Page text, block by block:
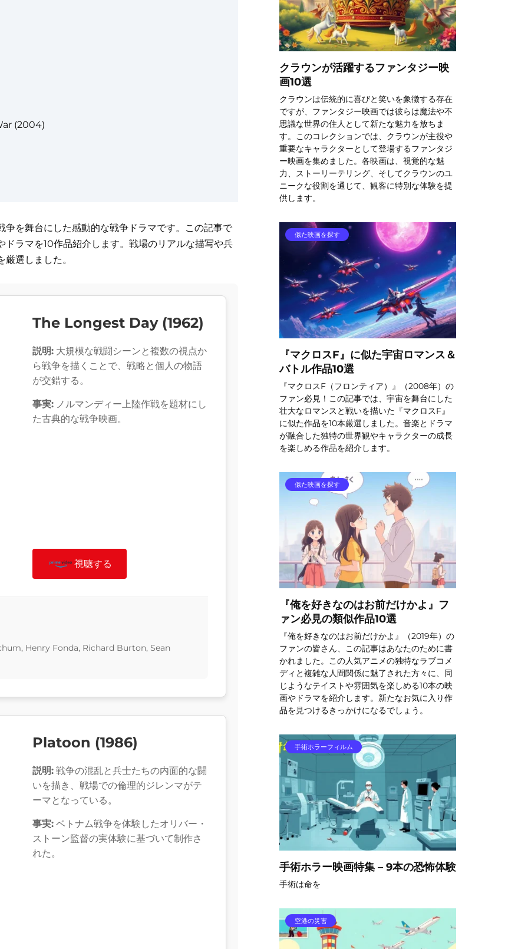
(2004)
争を舞台にした感動的な戦争ドラマです。この記事で
ラマを10作品紹介します。戦場のリアルな描写や兵
選しました。
The Longest Day (1962)
説明: 大規模な戦闘シーンと複数の視点か
ら戦争を描くことで、戦略と個人の物語
が交錯する。
事実: ノルマンディー上陸作戦を題材にし
た古典的な戦争映画。
視聴する
Henry Fonda, Richard Burton, Sean
Platoon (1986)
説明: 戦争の混乱と兵士たちの内面的な闘
いを描き、戦場での倫理的ジレンマがテ
ーマとなっている。
事実: ベトナム戦争を体験したオリバー・
ストーン監督の実体験に基づいて制作さ
れた。
クラウンが活躍するファンタジー映
画10選
クラウンは伝統的に喜びと笑いを象徴する存在
ですが、ファンタジー映画では彼らは魔法や不
思議な世界の住人として新たな魅力を放ちま
す。このコレクションでは、クラウンが主役や
重要なキャラクターとして登場するファンタジ
ー映画を集めました。各映画は、視覚的な魅
力、ストーリーテリング、そしてクラウンのユ
ニークな役割を通じて、観客に特別な体験を提
供します。
似た映画を探す
『マクロスF』に似た宇宙ロマンス＆
バトル作品10選
『マクロスF（フロンティア）』（2008年）の
ファン必見！この記事では、宇宙を舞台にした
壮大なロマンスと戦いを描いた『マクロスF』
に似た作品を10本厳選しました。音楽とドラマ
が融合した独特の世界観やキャラクターの成長
を楽しめる作品を紹介します。
似た映画を探す
『俺を好きなのはお前だけかよ』フ
ァン必見の類似作品10選
『俺を好きなのはお前だけかよ』（2019年）の
ファンの皆さん、この記事はあなたのために書
かれました。この人気アニメの独特なラブコメ
ディと複雑な人間関係に魅了された方々に、同
じようなテイストや雰囲気を楽しめる10本の映
画やドラマを紹介します。新たなお気に入り作
品を見つけるきっかけになるでしょう。
手術ホラーフィルム
手術ホラー映画特集 – 9本の恐怖体験
手術は命を
空港の災害